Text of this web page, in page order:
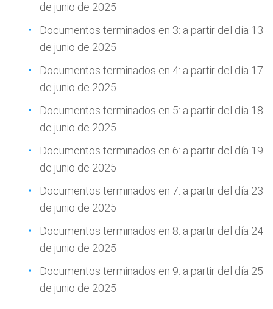
de junio de 2025
Documentos terminados en 3: a partir del día 13
de junio de 2025
Documentos terminados en 4: a partir del día 17
de junio de 2025
Documentos terminados en 5: a partir del día 18
de junio de 2025
Documentos terminados en 6: a partir del día 19
de junio de 2025
Documentos terminados en 7: a partir del día 23
de junio de 2025
Documentos terminados en 8: a partir del día 24
de junio de 2025
Documentos terminados en 9: a partir del día 25
de junio de 2025